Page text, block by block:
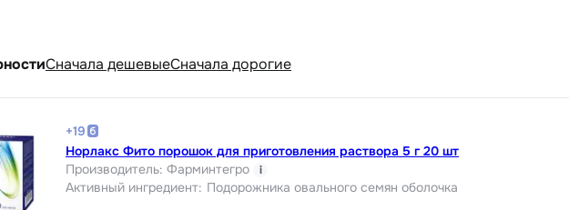
Cначала дешевыеCначала дорогие
+19
Норлакс Фито порошок для приготовления раствора 5 г 20 шт
Производитель: Фарминтегро i
Активный ингредиент: Подорожника овального семян оболочка